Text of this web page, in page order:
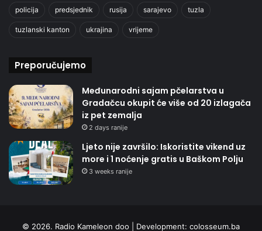
policija predsjednik rusija sarajevo tuzla
tuzlanski kanton ukrajina vrijeme
Preporučujemo
Međunarodni sajam pčelarstva u
Gradačcu okupit će više od 20 izlagača
iz pet zemalja
2 days ranije
Ljeto nije završilo: Iskoristite vikend uz
more i 1 noćenje gratis u Baškom Polju
3 weeks ranije
© 2026. Radio Kameleon doo | Development: colosseum.ba